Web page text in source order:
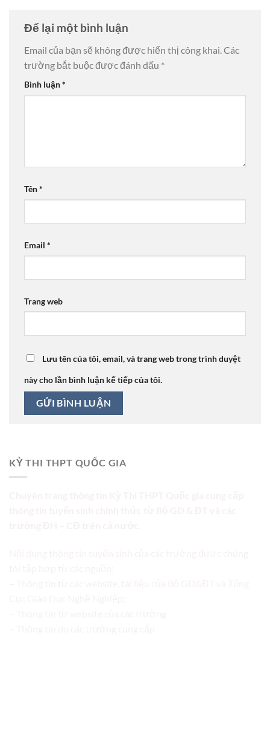
Để lại một bình luận
Email của bạn sẽ không được hiển thị công khai.Các
trường bắt buộc được đánh dấu *
Bình luận*
Tên*
Email *
Trang web
Lưu tên của tôi, email, và trang web trong trình duyệt
này cho lần bình luận kế tiếp của tôi.
KỲ THI THPT QUỐC GIA